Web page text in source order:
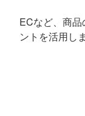
ECなど、商
ントを活用し